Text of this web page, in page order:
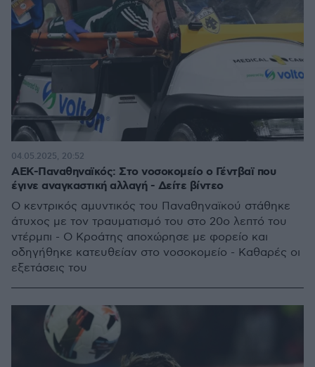
ΑΕΚ-Παναθηναϊκός: Στο νοσοκομείο ο Γέντβαϊ που
έγινε αναγκαστική αλλαγή - Δείτε βίντεο
Ο κεντρικός αμυντικός του Παναθηναϊκού στάθηκε
άτυχος με τον τραυματισμό του στο 20ο λεπτό του
ντέρμπι - Ο Κροάτης αποχώρησε με φορείο και
οδηγήθηκε κατευθείαν στο νοσοκομείο - Καθαρές οι
εξετάσεις του
04.05.2025, 20:52